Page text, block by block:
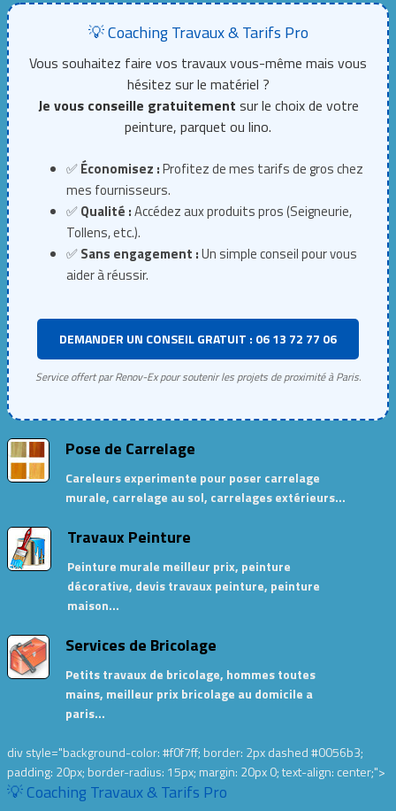
💡 Coaching Travaux & Tarifs Pro
Vous souhaitez faire vos travaux vous-même mais vous
hésitez sur le matériel ?
Je vous conseille gratuitement sur le choix de votre
peinture, parquet ou lino.
✅Économisez :Profitez de mes tarifs de gros chez
mes fournisseurs.
✅Qualité :Accédez aux produits pros (Seigneurie,
Tollens, etc.).
✅Sans engagement :Un simple conseil pour vous
aider à réussir.
DEMANDER UN CONSEIL GRATUIT : 06 13 72 77 06
Service offert par Renov-Ex pour soutenir les projets de proximité à Paris.
Pose de Carrelage
Careleurs experimente pour poser carrelage
murale, carrelage au sol, carrelages extérieurs…
Travaux Peinture
Peinture murale meilleur prix, peinture
décorative, devis travaux peinture, peinture
maison…
Services de Bricolage
Petits travaux de bricolage, hommes toutes
mains, meilleur prix bricolage au domicile a
paris…
div style="background-color: #f0f7ff; border: 2px dashed #0056b3;
padding: 20px; border-radius: 15px; margin: 20px 0; text-align: center;">
💡 Coaching Travaux & Tarifs Pro